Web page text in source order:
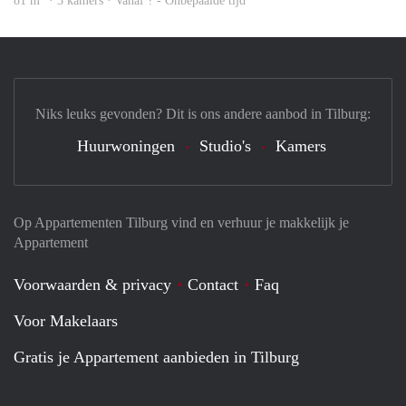
Op Appartementen Tilburg vind en verhuur je makkelijk je
Appartement
Voorwaarden & privacy Contact
Faq
Voor Makelaars
Gratis je Appartement aanbieden in Tilburg
Niks leuks gevonden? Dit is ons andere aanbod in Tilburg:
Huurwoningen Studio's Kamers